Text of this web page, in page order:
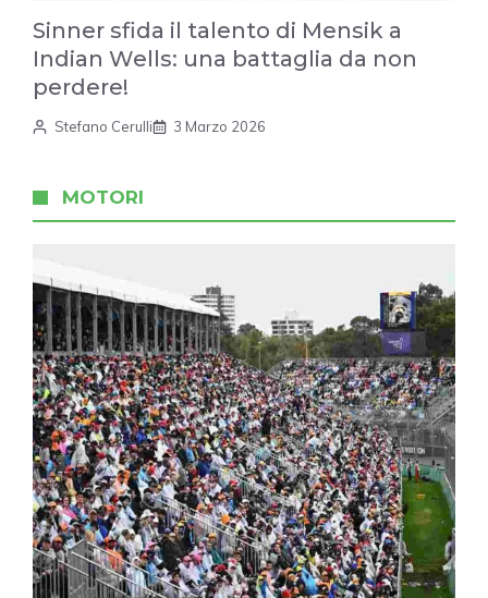
Sinner sfida il talento di Mensik a
Indian Wells: una battaglia da non
perdere!
Stefano Cerulli 3 Marzo 2026
MOTORI